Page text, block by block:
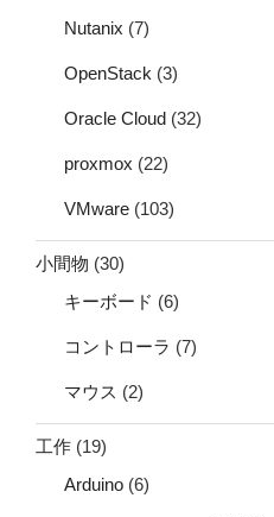
Nutanix (7)
OpenStack (3)
Oracle Cloud (32)
proxmox (22)
VMware (103)
小間物 (30)
キーボード (6)
コントローラ (7)
マウス (2)
工作 (19)
Arduino (6)